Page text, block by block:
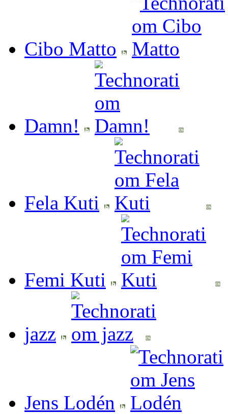
Cibo Matto
Damn!
Fela Kuti
Femi Kuti
jazz
Jens Lodén